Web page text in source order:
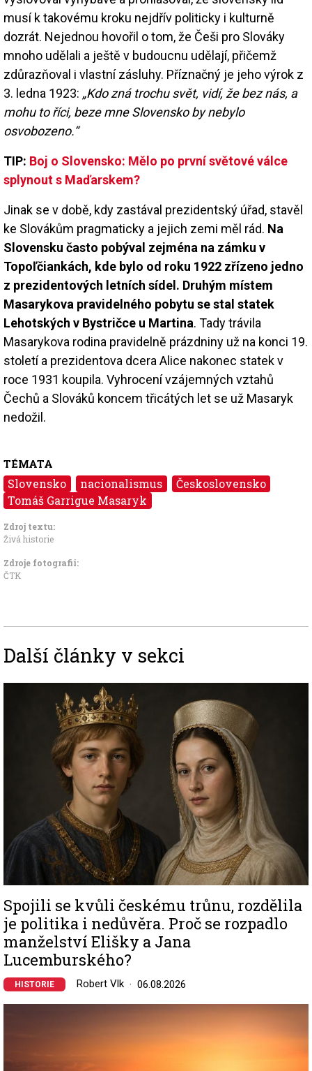
musí k takovému kroku nejdřív politicky i kulturně
dozrát. Nejednou hovořil o tom, že Češi pro Slováky
mnoho udělali a ještě v budoucnu udělají, přičemž
zdůrazňoval i vlastní zásluhy. Příznačný je jeho výrok z
3. ledna 1923: „Kdo zná trochu svět, vidí, že bez nás, a
mohu to říci, beze mne Slovensko by nebylo
osvobozeno.“
TIP: Boj o Slovensko: Mělo po první světové válce
splynout s Maďarskem?
Jinak se v době, kdy zastával prezidentský úřad, stavěl
ke Slovákům pragmaticky a jejich zemi měl rád. Na
Slovensku často pobýval zejména na zámku v
Topoľčiankách, kde bylo od roku 1922 zřízeno jedno
z prezidentových letních sídel. Druhým místem
Masarykova pravidelného pobytu se stal statek
Lehotských v Bystričce u Martina. Tady trávila
Masarykova rodina pravidelně prázdniny už na konci 19.
století a prezidentova dcera Alice nakonec statek v
roce 1931 koupila. Vyhrocení vzájemných vztahů
Čechů a Slováků koncem třicátých let se už Masaryk
nedožil.
TÉMATA
Slovensko nacionalismus
Československo
Tomáš Garrigue Masaryk
Zdroj textu:
Živá historie
Zdroje fotografii:
ČTK
Další články v sekci
Spojili se kvůli českému trůnu, rozdělila
je politika i nedůvěra. Proč se rozpadlo
manželství Elišky a Jana
Lucemburského?
HISTORIE Robert Vlk 06.08.2026